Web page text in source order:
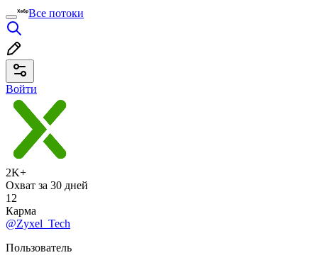
Все потоки
Войти
2K+
Охват за 30 дней
12
Карма
@Zyxel_Tech
Пользователь